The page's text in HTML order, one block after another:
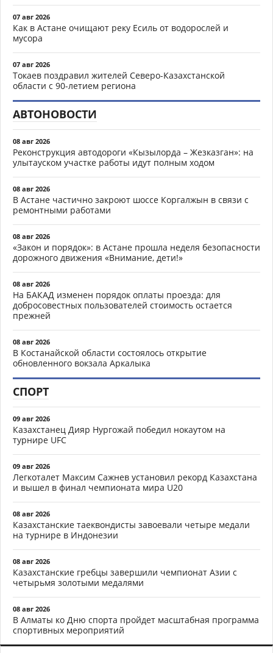
07 авг 2026
Как в Астане очищают реку Есиль от водорослей и
мусора
07 авг 2026
Токаев поздравил жителей Северо-Казахстанской
области с 90-летием региона
АВТОНОВОСТИ
08 авг 2026
Реконструкция автодороги «Кызылорда – Жезказган»: на
улытауском участке работы идут полным ходом
08 авг 2026
В Астане частично закроют шоссе Коргалжын в связи с
ремонтными работами
08 авг 2026
«Закон и порядок»: в Астане прошла неделя безопасности
дорожного движения «Внимание, дети!»
08 авг 2026
На БАКАД изменен порядок оплаты проезда: для
добросовестных пользователей стоимость остается
прежней
08 авг 2026
В Костанайской области состоялось открытие
обновленного вокзала Аркалыка
СПОРТ
09 авг 2026
Казахстанец Дияр Нургожай победил нокаутом на
турнире UFC
09 авг 2026
Легкоталет Максим Сажнев установил рекорд Казахстана
и вышел в финал чемпионата мира U20
08 авг 2026
Казахстанские таеквондисты завоевали четыре медали
на турнире в Индонезии
08 авг 2026
Казахстанские гребцы завершили чемпионат Азии с
четырьмя золотыми медалями
08 авг 2026
В Алматы ко Дню спорта пройдет масштабная программа
спортивных мероприятий